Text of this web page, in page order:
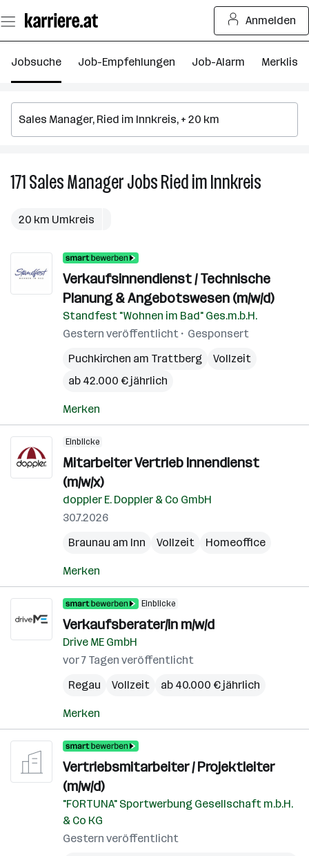
Seiteninhalt
springen
Anmelden
Jobsuche Job-Empfehlungen Job-Alarm Merkliste
171Sales ManagerJobsRied im Innkreis
im
Innkreis
20 km Umkreis
Verkaufsinnendienst / Technische
Planung & Angebotswesen (m/w/d)
Standfest "Wohnen im Bad" Ges.m.b.H.
Gestern veröffentlicht
Gesponsert
Puchkirchen am Trattberg
Vollzeit
ab 42.000 € jährlich
Merken
Einblicke
Mitarbeiter Vertrieb Innendienst
(m/w/x)
doppler E. Doppler & Co GmbH
30.7.2026
Braunau am Inn
Vollzeit Homeoffice
Merken
Einblicke
Verkaufsberater/in m/w/d
Drive ME GmbH
vor 7 Tagen veröffentlicht
Regau
Vollzeit ab 40.000 € jährlich
Merken
Vertriebsmitarbeiter / Projektleiter
(m/w/d)
"FORTUNA" Sportwerbung Gesellschaft m.b.H.
& Co KG
Gestern veröffentlicht